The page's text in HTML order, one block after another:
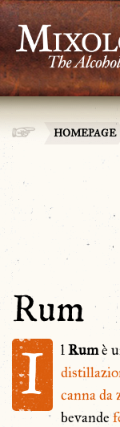
HOMEPAGE
Rum
I lRumè
canna da
bevande